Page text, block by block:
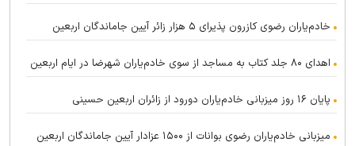
خادم‌یاران رضوی کازرون پذیرای ۵ هزار زائر آیین جاماندگان اربعین
اهدای ۸۰ جلد کتاب به مساجد از سوی خادم‌یاران شهرضا در ایام اربعین
پایان ۱۶ روز میزبانی خادم‌یاران دورود از زائران اربعین حسینی
میزبانی خادم‌یاران رضوی بوانات از ۱۵۰۰ عزادار آیین جاماندگان اربعین